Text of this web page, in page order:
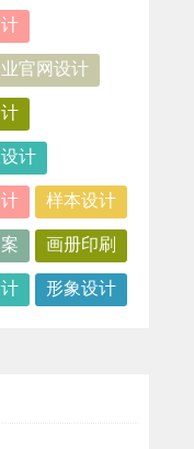
官网设计
计
样本设计
画册印刷
形象设计